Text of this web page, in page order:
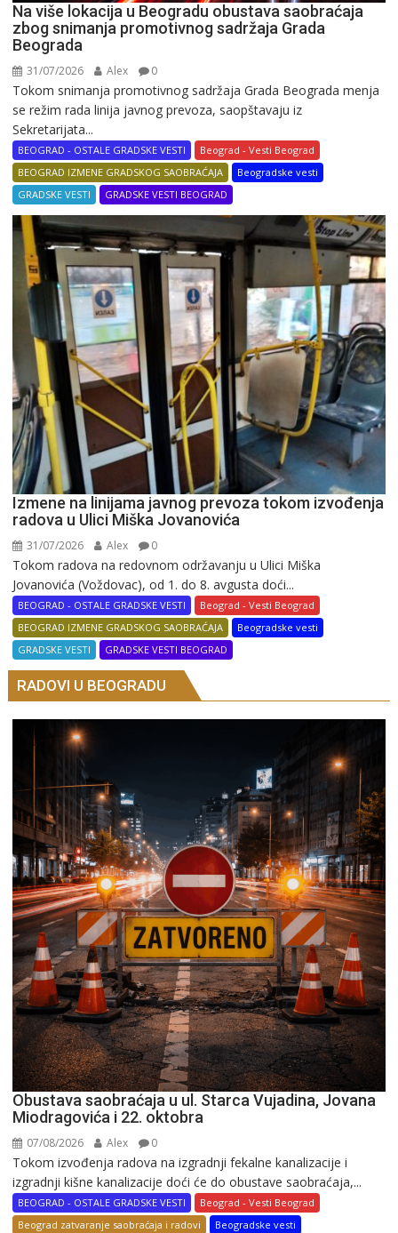
Na više lokacija u Beogradu obustava saobraćaja
zbog snimanja promotivnog sadržaja Grada
Beograda
31/07/2026 Alex 0
Tokom snimanja promotivnog sadržaja Grada Beograda menja
se režim rada linija javnog prevoza, saopštavaju iz
Sekretarijata...
BEOGRAD - OSTALE GRADSKE VESTI
Beograd - Vesti Beograd
BEOGRAD IZMENE GRADSKOG SAOBRAĆAJA
Beogradske vesti
GRADSKE VESTI
GRADSKE VESTI BEOGRAD
Izmene na linijama javnog prevoza tokom izvođenja
radova u Ulici Miška Jovanovića
31/07/2026 Alex 0
Tokom radova na redovnom održavanju u Ulici Miška
Jovanovića (Voždovac), od 1. do 8. avgusta doći...
BEOGRAD - OSTALE GRADSKE VESTI
Beograd - Vesti Beograd
BEOGRAD IZMENE GRADSKOG SAOBRAĆAJA
Beogradske vesti
GRADSKE VESTI
GRADSKE VESTI BEOGRAD
RADOVI U BEOGRADU
Obustava saobraćaja u ul. Starca Vujadina, Jovana
Miodragovića i 22. oktobra
07/08/2026 Alex 0
Tokom izvođenja radova na izgradnji fekalne kanalizacije i
izgradnji kišne kanalizacije doći će do obustave saobraćaja,...
BEOGRAD - OSTALE GRADSKE VESTI
Beograd - Vesti Beograd
Beograd zatvaranje saobraćaja i radovi
Beogradske vesti